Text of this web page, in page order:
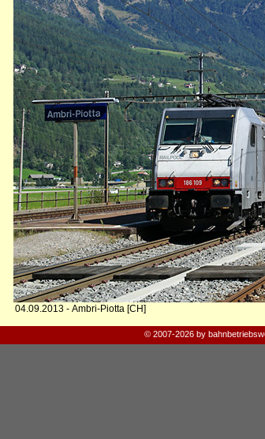
04.09.2013 - Ambri-Piotta [CH]
© 2007-2026 by